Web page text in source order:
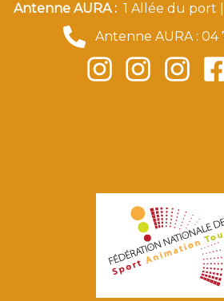
Antenne AURA : 1 Allée du port
Antenne AURA : 04